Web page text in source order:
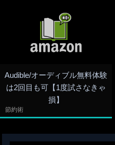
Audible/オーディブル無料体験
は2回目も可【1度試さなきゃ
損】
節約術